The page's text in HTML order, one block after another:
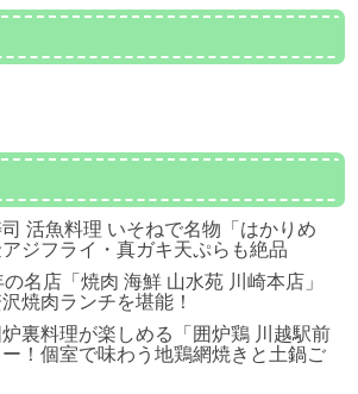
司 活魚料理 いそねで名物「はかりめ
ジフライ・真ガキ天ぷらも絶品
の名店「焼肉 海鮮 山水苑 川崎本店」
焼肉ランチを堪能！
炉裏料理が楽しめる「囲炉鶏 川越駅前
！個室で味わう地鶏網焼きと土鍋ご